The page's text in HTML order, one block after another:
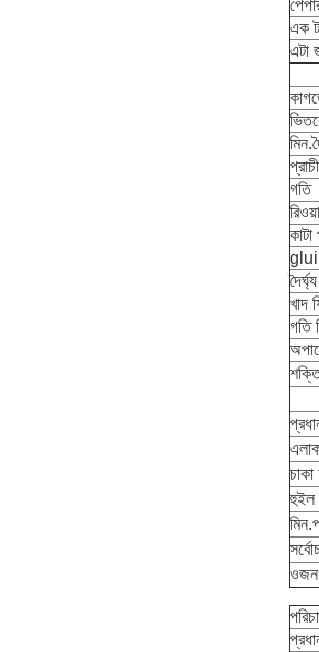
এক
এটা
গতি
খাদ
গতি
চাকা
হুইল
ওজন